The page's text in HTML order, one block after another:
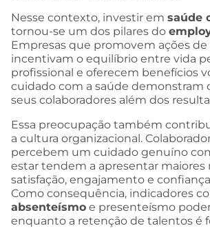
Nesse contexto, investir em saúde
tornou-se um dos pilares do
Empresas que promovem ações de
incentivam o equilíbrio entre vida
profissional e oferecem benefícios
cuidado com a saúde demonstram
seus colaboradores além dos
Essa preocupação também
a cultura organizacional.
percebem um cuidado genuíno
estar tendem a apresentar maiores
satisfação, engajamento e
Como consequência, indicadores
absenteísmo e presenteísmo
enquanto a retenção de talentos é